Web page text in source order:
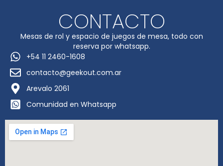
CONTACTO
Mesas de rol y espacio de juegos de mesa, todo con
reserva por whatsapp.
+54 11 2460-1608
contacto@geekout.com.ar
Arevalo 2061
Comunidad en Whatsapp